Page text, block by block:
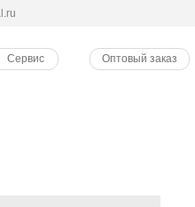
Сервис Оптовый заказ